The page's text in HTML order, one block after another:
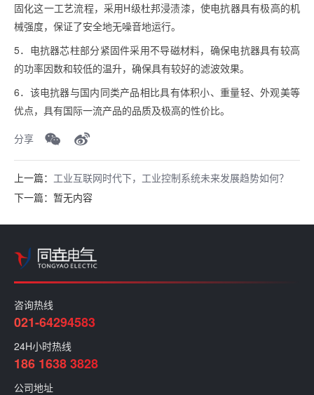
固化这一工艺流程，采用H级杜邦浸渍漆，使电抗器具有极高的机
械强度，保证了安全地无噪音地运行。
5．电抗器芯柱部分紧固件采用不导磁材料，确保电抗器具有较高
的功率因数和较低的温升，确保具有较好的滤波效果。
6．该电抗器与国内同类产品相比具有体积小、重量轻、外观美等
优点，具有国际一流产品的品质及极高的性价比。
分享
上一篇： 工业互联网时代下，工业控制系统未来发展趋势如何？
下一篇：暂无内容
咨询热线
021-64294583
24H小时热线
186 1638 3828
公司地址